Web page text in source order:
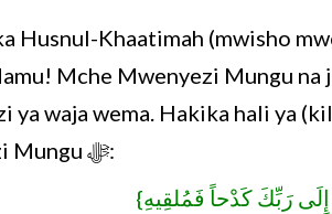
Husnul-Khaatimah (mwisho
Mche Mwenyezi Mungu
ya waja wema. Hakika hali ya
Mwenyezi Mungu ﷻ:
إِلَى رَبِّكَ كَدْحاً فَمُلقِيهِ}